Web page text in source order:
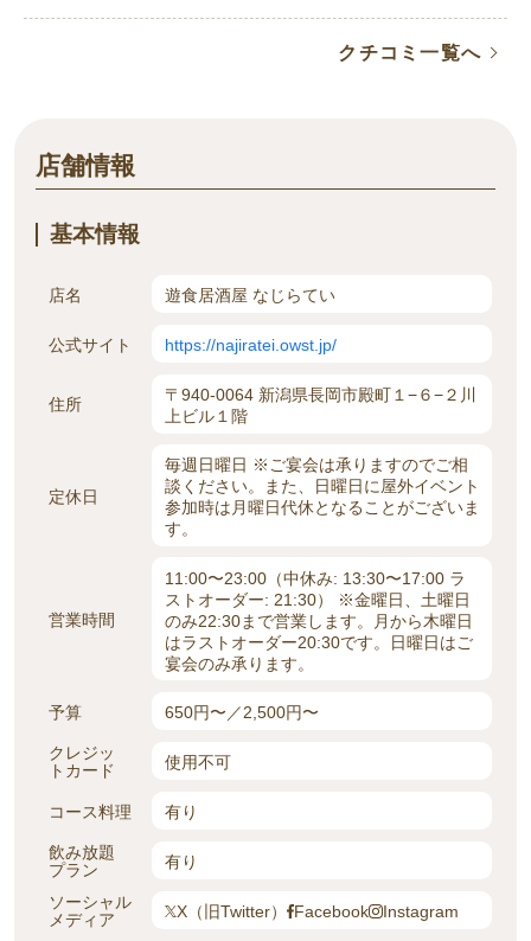
クチコミ一覧へ
店舗情報
基本情報
店名 遊食居酒屋 なじらてい
公式サイト https://najiratei.owst.jp/
住所
〒940-0064 新潟県長岡市殿町１−６−２川
上ビル１階
定休日
毎週日曜日 ※ご宴会は承りますのでご相
談ください。また、日曜日に屋外イベント
参加時は月曜日代休となることがございま
す。
営業時間
11:00〜23:00（中休み: 13:30〜17:00 ラ
ストオーダー: 21:30） ※金曜日、土曜日
のみ22:30まで営業します。月から木曜日
はラストオーダー20:30です。日曜日はご
宴会のみ承ります。
予算 650円〜／2,500円〜
クレジッ
トカード
使用不可
コース料理 有り
飲み放題
プラン
有り
ソーシャル
メディア
X（旧Twitter） Facebook Instagram